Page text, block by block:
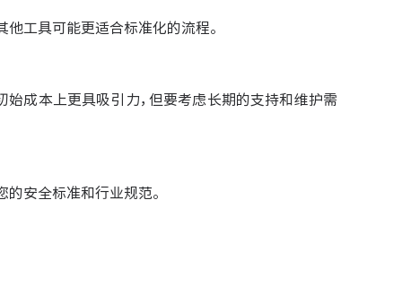
工具可能更适合标准化的流程。
始成本上更具吸引力，但要考虑长期的支持和维护需
安全标准和行业规范。